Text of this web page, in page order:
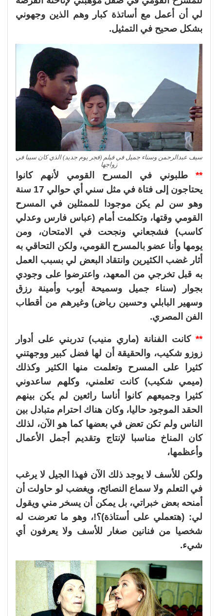
لي أن أعمل مع أساتذة كبار وهم الذين وجهوني
بشكل صحيح في التمثيل.
سيف عبدالرحمن وسناء جميل في فيلم (فجر يوم جديد) الذي كان سببا في
زواجها
** طلبوني في المسرح القومي لأنهم كانوا
يحتاجون إلى فتاة في مثل سني أي حوالي 17 سنة
وهو سن لم يكن موجودا للممثلين في المسرح
القومي وقتها، وتكلمت أمام (عباس فارس وعدلي
كاسب) فشجعاني ونجحت في الامتحان، ومن
يومها وأنا عضو بالمسرح القومي، ولكن التحاقي به
أثار غضب الكثيرين وانتقاد البعض لي بسبب العمل
به قبل تخرجي من المعهد، واعترضوا على وجودي
بجوار (سناء جميل وسميحة أيوب وأمينة رزق
وسهير البابلي وحسين رياض) وغيرهم من أقطاب
الفن المصري.
** كانت الفنانة (ماري منيب) تدربني على أدوار
زوزو شكيب، والحقيقة أن لها فضل كبير ووجهتني
كثيرا على المسرح وتعلمت منها الكثير وكذلك
(ميمي شكيب) كانت تعلمني، وكلهم ساعدوني
كثيرا وجميعهم كانوا أناسا رائعين لم يكن بينهم
الحقد الموجود حاليا، وكان هناك احترام متبادل بين
الناس ولم تكن تعض في بعضها كما هو الآن، لذلك
كان المناخ مناسبا لإنتاج وتقديم أجمل الأعمال
وأعظمها،
ولكن للأسف لا يوجد ذلك الآن فهذا الجيل لا يرغب
في التعلم ولا سماع النصائح، ويغضب لو حاولت أن
أمنحه بعض خبراتي، بل يمكن أن يسخر مني ويقول
لي: (هتعملي على أستاذة)؟!، وهو ما تعرضت له
شخصيا من فنانين صغار للأسف ولا يعرفون أي
شيء.